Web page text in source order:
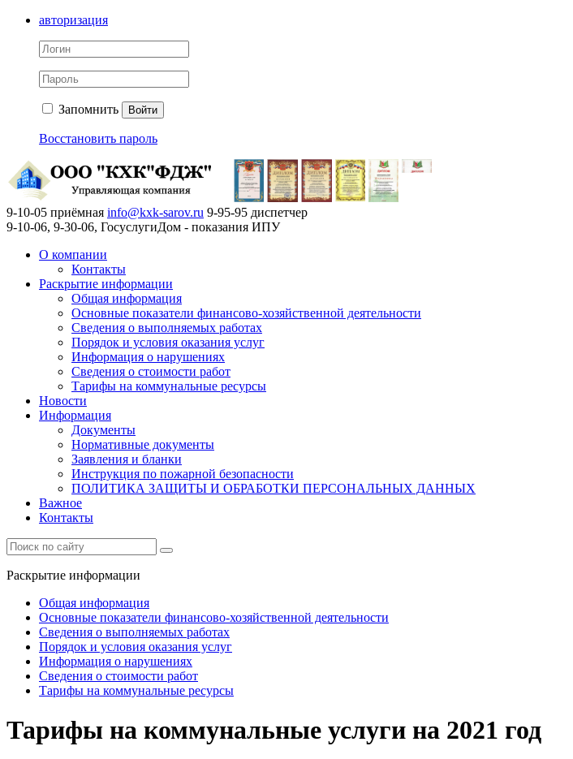
авторизация
Запомнить Войти
Восстановить пароль
9-10-05 приёмная info@kxk-sarov.ru 9-95-95 диспетчер
9-10-06, 9-30-06, ГосуслугиДом - показания ИПУ
О компании
Контакты
Раскрытие информации
Общая информация
Основные показатели финансово-хозяйственной деятельности
Сведения о выполняемых работах
Порядок и условия оказания услуг
Информация о нарушениях
Сведения о стоимости работ
Тарифы на коммунальные ресурсы
Новости
Информация
Документы
Нормативные документы
Заявления и бланки
Инструкция по пожарной безопасности
ПОЛИТИКА ЗАЩИТЫ И ОБРАБОТКИ ПЕРСОНАЛЬНЫХ ДАННЫХ
Важное
Контакты
Раскрытие информации
Общая информация
Основные показатели финансово-хозяйственной деятельности
Сведения о выполняемых работах
Порядок и условия оказания услуг
Информация о нарушениях
Сведения о стоимости работ
Тарифы на коммунальные ресурсы
Тарифы на коммунальные услуги на 2021 год